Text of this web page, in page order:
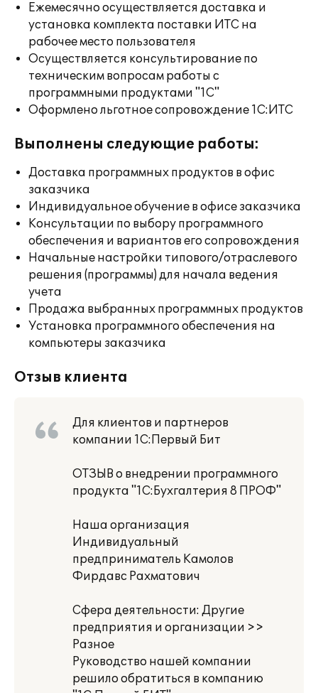
Ежемесячно осуществляется доставка и
установка комплекта поставки ИТС на
рабочее место пользователя
Осуществляется консультирование по
техническим вопросам работы с
программными продуктами "1С"
Оформлено льготное сопровождение 1С:ИТС
Выполнены следующие работы:
Доставка программных продуктов в офис
заказчика
Индивидуальное обучение в офисе заказчика
Консультации по выбору программного
обеспечения и вариантов его сопровождения
Начальные настройки типового/отраслевого
решения (программы) для начала ведения
учета
Продажа выбранных программных продуктов
Установка программного обеспечения на
компьютеры заказчика
Отзыв клиента
Для клиентов и партнеров
компании 1С:Первый Бит
ОТЗЫВ о внедрении программного
продукта "1С:Бухгалтерия 8 ПРОФ"
Наша организация
Индивидуальный
предприниматель Камолов
Фирдавс Рахматович
Сфера деятельности: Другие
предприятия и организации >>
Разное
Руководство нашей компании
решило обратиться в компанию